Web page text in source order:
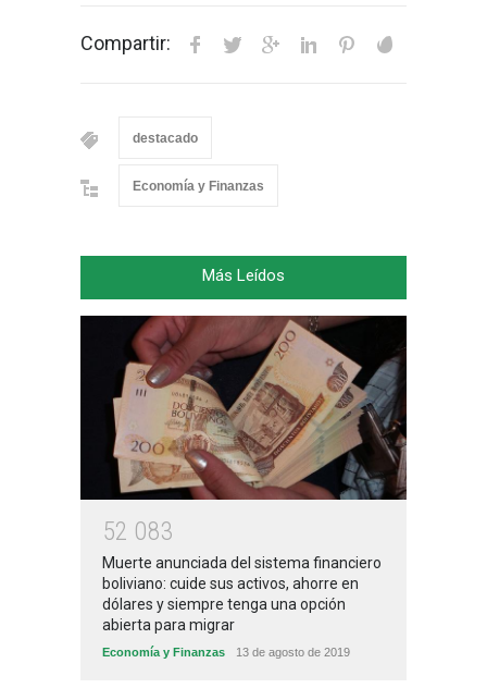
Compartir:
destacado
Economía y Finanzas
Más Leídos
52 083
Muerte anunciada del sistema financiero
boliviano: cuide sus activos, ahorre en
dólares y siempre tenga una opción
abierta para migrar
Economía y Finanzas 13 de agosto de 2019